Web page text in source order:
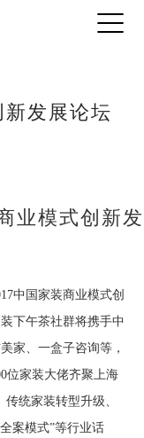
发展论坛
式创新发
中国家装商业模式创
下午茶社群将携手中
家、一盒子咨询等，
位家装大佬齐聚上海
统家装转型升级、
案模式”等行业话